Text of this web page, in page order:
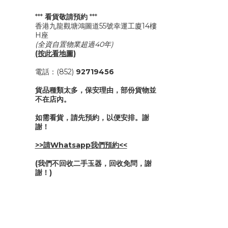
*** 看貨敬請預約***
香港九龍觀塘鴻圖道55號幸運工廈14樓
H座
(全資自置物業超過40年)
(按此看地圖)
電話：(852) 92719456
貨品種類太多，保安理由，部份貨物並
不在店內。
如需看貨，請先預約，以便安排。謝
謝！
>>請Whatsapp我們預約<<
(我們不回收二手玉器，回收免問，謝
謝！)